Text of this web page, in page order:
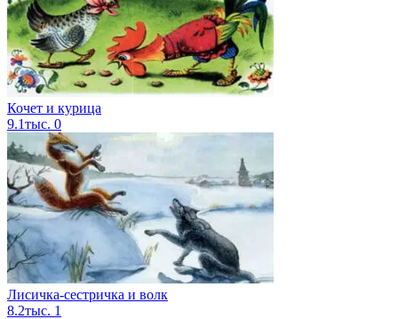
Кочет и курица
9.1тыс. 0
Лисичка-сестричка и волк
8.2тыс. 1